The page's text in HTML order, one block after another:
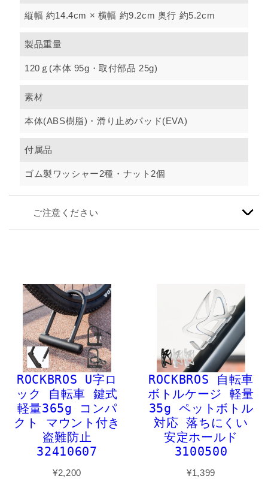
縦幅 約14.4cm × 横幅 約9.2cm 奥行 約5.2cm
製品重量
120ｇ(本体 95g・取付部品 25g)
素材
本体(ABS樹脂)・滑り止めパッド(EVA)
付属品
ゴム製ワッシャー2種・ナット2個
ご注意ください
ROCKBROS U字ロ
ック 自転車 鍵式
軽量365g コンパ
クト マウント付き
盗難防止
32410607
¥2,200
ROCKBROS 自転車
ボトルケージ 軽量
35g ペットボトル
対応 落ちにくい
安定ホールド
3100500
¥1,399